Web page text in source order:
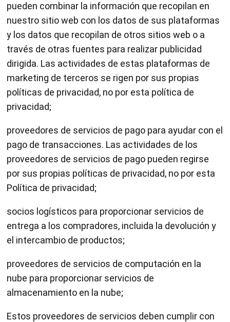
pueden combinar la información que recopilan en
nuestro sitio web con los datos de sus plataformas
y los datos que recopilan de otros sitios web o a
través de otras fuentes para realizar publicidad
dirigida. Las actividades de estas plataformas de
marketing de terceros se rigen por sus propias
políticas de privacidad, no por esta política de
privacidad;
proveedores de servicios de pago para ayudar con el
pago de transacciones. Las actividades de los
proveedores de servicios de pago pueden regirse
por sus propias políticas de privacidad, no por esta
Política de privacidad;
socios logísticos para proporcionar servicios de
entrega a los compradores, incluida la devolución y
el intercambio de productos;
proveedores de servicios de computación en la
nube para proporcionar servicios de
almacenamiento en la nube;
Estos proveedores de servicios deben cumplir con